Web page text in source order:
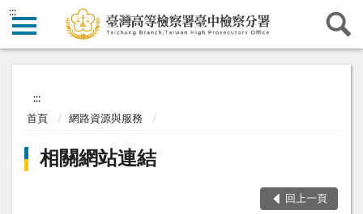
:::
:::
首頁 網路資源與服務
相關網站連結
回上一頁